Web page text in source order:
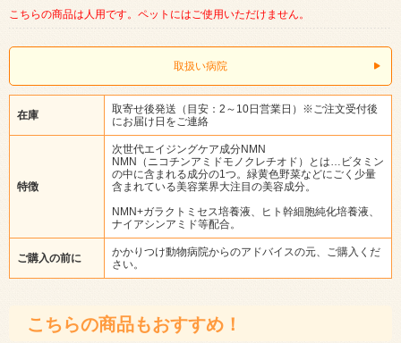
こちらの商品は人用です。ペットにはご使用いただけません。
取扱い病院
在庫
取寄せ後発送（目安：2～10日営業日）※ご注文受付後
にお届け日をご連絡
特徴
次世代エイジングケア成分NMN
NMN（ニコチンアミドモノクレチオド）とは…ビタミン
の中に含まれる成分の1つ。緑黄色野菜などにごく少量
含まれている美容業界大注目の美容成分。
NMN+ガラクトミセス培養液、ヒト幹細胞純化培養液、
ナイアシンアミド等配合。
ご購入の前に
かかりつけ動物病院からのアドバイスの元、ご購入くだ
さい。
こちらの商品もおすすめ！